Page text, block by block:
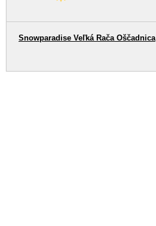
Snowparadise Veľká Rača Oščadnica